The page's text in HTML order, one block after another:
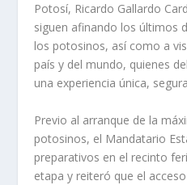
Potosí, Ricardo Gallardo
siguen afinando los últimos
los potosinos, así como a
país y del mundo, quienes
una experiencia única,
Previo al arranque de la
potosinos, el Mandatario
preparativos en el recinto
etapa y reiteró que el